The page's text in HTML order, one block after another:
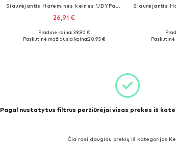
Siaurėjantis Hareminės kelnės 'JDYPaloma'
26,91 €
Galimi dydžiai: XS x 32, S x 32
Pradinė kaina: 39,90 €
Paskutinė mažiausia kaina:20,93 €
Pagal nustatytus filtrus peržiūrėjai visas prekes iš
Čia rasi daugiau prekių iš kategorijos